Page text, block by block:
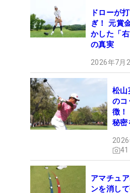
ドローが
ぎ！ 元賞
かした「
の真実
2026年7月
松山
のコ
徴！
秘密
41
アマチュ
ンを消し